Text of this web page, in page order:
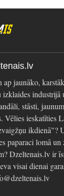
ap jaunāko,
industrijā
stāsti,
Vēlies ieskatīties
ikdienā"?
paparaci lomā
Dzeltenais.lv ir
visai dienai